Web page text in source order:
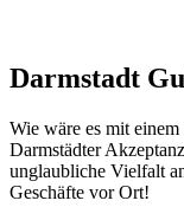
Darmstadt
Wie wäre es mit
Darmstädter
unglaubliche Vielfalt
Geschäfte vor Ort!